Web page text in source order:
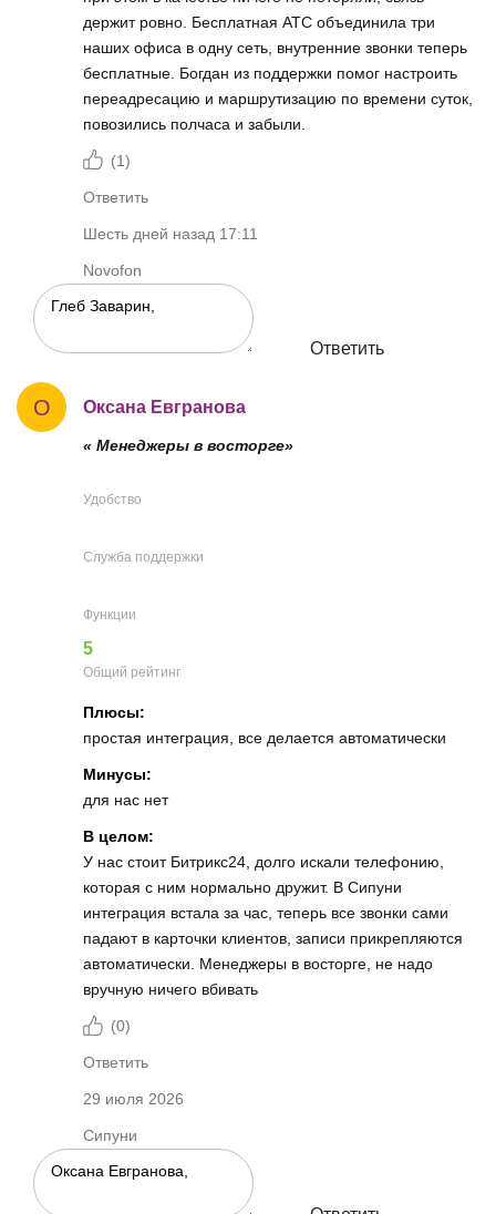
держит ровно. Бесплатная АТС объединила три
наших офиса в одну сеть, внутренние звонки теперь
бесплатные. Богдан из поддержки помог настроить
переадресацию и маршрутизацию по времени суток,
повозились полчаса и забыли.
(1)
Ответить
Шесть дней назад 17:11
Novofon
Ответить
О Оксана Евгранова
« Менеджеры в восторге»
Удобство
Служба поддержки
Функции
5
Общий рейтинг
Плюсы:
простая интеграция, все делается автоматически
Минусы:
для нас нет
В целом:
У нас стоит Битрикс24, долго искали телефонию,
которая с ним нормально дружит. В Сипуни
интеграция встала за час, теперь все звонки сами
падают в карточки клиентов, записи прикрепляются
автоматически. Менеджеры в восторге, не надо
вручную ничего вбивать
(0)
Ответить
29 июля 2026
Сипуни